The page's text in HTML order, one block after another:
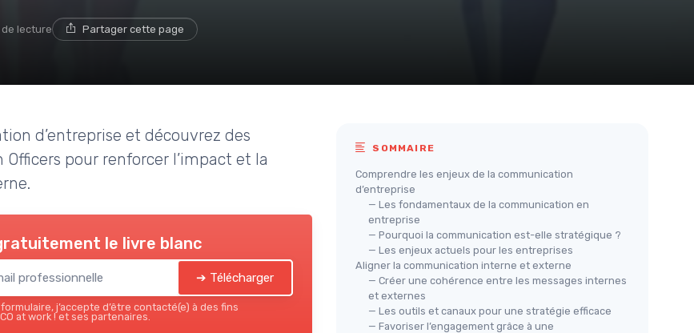
de lecture Partager cette page
d’entreprise et découvrez des
pour renforcer l’impact et la
le livre blanc
➔ Télécharger
j’accepte d’être contacté(e) à des fins
at work ! et ses partenaires.
SOMMAIRE
Comprendre les enjeux de la communication
d’entreprise
— Les fondamentaux de la communication en
entreprise
— Pourquoi la communication est-elle stratégique ?
— Les enjeux actuels pour les entreprises
Aligner la communication interne et externe
— Créer une cohérence entre les messages internes
et externes
— Les outils et canaux pour une stratégie efficace
— Favoriser l’engagement grâce à une